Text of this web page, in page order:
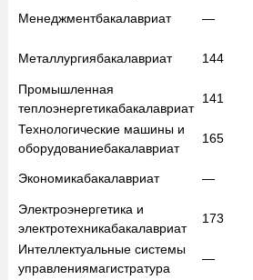
Менеджментбакалавриат —
Металлургиябакалавриат 144
Промышленная
теплоэнергетикабакалавриат
141
Технологические машины и
оборудованиебакалавриат
165
Экономикабакалавриат —
Электроэнергетика и
электротехникабакалавриат
173
Интеллектуальные системы
управлениямагистратура
—